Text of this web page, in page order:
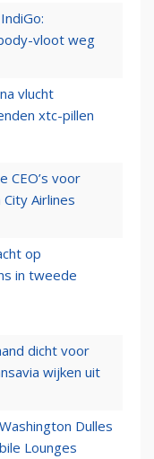
vloot weg
vlucht
xtc-pillen
CEO’s voor
Airlines
op
in tweede
dicht voor
wijken uit
Dulles
Lounges